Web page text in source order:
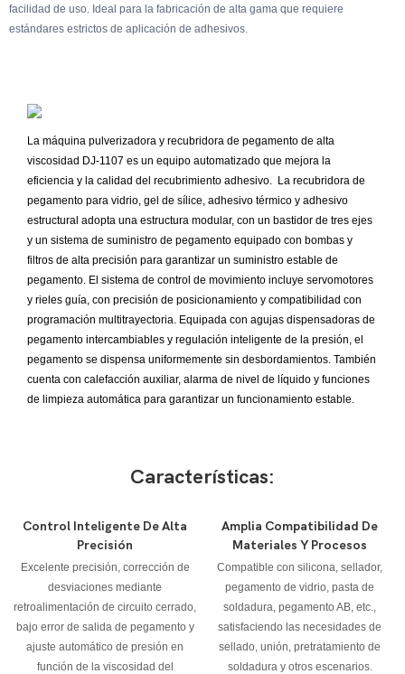
facilidad de uso. Ideal para la fabricación de alta gama que requiere
estándares estrictos de aplicación de adhesivos.
La máquina pulverizadora y recubridora de pegamento de alta
viscosidad DJ-1107 es un equipo automatizado que mejora la
eficiencia y la calidad del recubrimiento adhesivo. ​ La recubridora de
pegamento para vidrio, gel de sílice, adhesivo térmico y adhesivo
estructural adopta una estructura modular, con un bastidor de tres ejes
y un sistema de suministro de pegamento equipado con bombas y
filtros de alta precisión para garantizar un suministro estable de
pegamento. El sistema de control de movimiento incluye servomotores
y rieles guía, con precisión de posicionamiento y compatibilidad con
programación multitrayectoria. Equipada con agujas dispensadoras de
pegamento intercambiables y regulación inteligente de la presión, el
pegamento se dispensa uniformemente sin desbordamientos. También
cuenta con calefacción auxiliar, alarma de nivel de líquido y funciones
de limpieza automática para garantizar un funcionamiento estable.
Características:
Control Inteligente De Alta
Precisión
Excelente precisión, corrección de
desviaciones mediante
retroalimentación de circuito cerrado,
bajo error de salida de pegamento y
ajuste automático de presión en
función de la viscosidad del
Amplia Compatibilidad De
Materiales Y Procesos
Compatible con silicona, sellador,
pegamento de vidrio, pasta de
soldadura, pegamento AB, etc.,
satisfaciendo las necesidades de
sellado, unión, pretratamiento de
soldadura y otros escenarios.